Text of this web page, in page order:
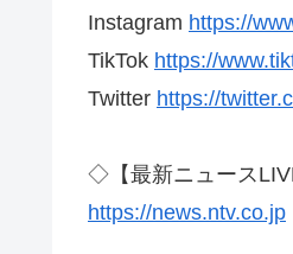
Instagram https://
TikTok https://
Twitter https://
◇【最新ニュース
https://news.ntv.co.jp